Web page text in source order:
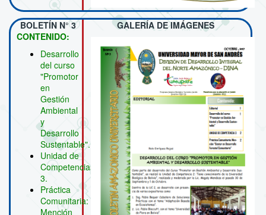
BOLETÍN N° 3
CONTENIDO:
Desarrollo
del curso
"Promotor
en
Gestión
Ambiental
y
Desarrollo
Sustentable".
Unidad de
Competencias
3.
Práctica
Comunitaria:
Mención
GALERÍA DE IMÁGENES